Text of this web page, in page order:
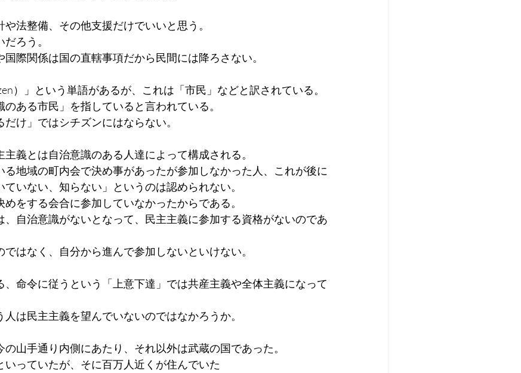
法整備、その他支援だけでいいと思う。
ろう。
際関係は国の直轄事項だから民間には降ろさない。
）」という単語があるが、これは「市民」などと訳されている。
ある市民」を指していると言われている。
け」ではシチズンにはならない。
義とは自治意識のある人達によって構成される。
る地域の町内会で決め事があったが参加しなかった人、これが後に
いない、知らない」というのは認められない。
をする会合に参加していなかったからである。
、自治意識がないとなって、民主主義に参加する資格がないのであ
はなく、自分から進んで参加しないといけない。
、命令に従うという「上意下達」では共産主義や全体主義になって
人は民主主義を望んでいないのではなかろうか。
山手通り内側にあたり、それ以外は武蔵の国であった。
いっていたが、そに百万人近くが住んでいた